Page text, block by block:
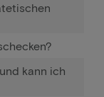
kann ich